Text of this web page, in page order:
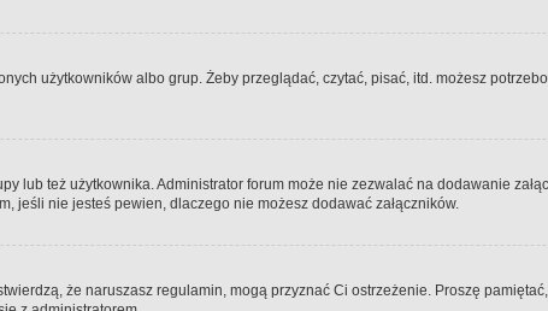
użytkowników albo grup. Żeby przeglądać, czytać, pisać, itd. możesz
lub też użytkownika. Administrator forum może nie zezwalać na dodawanie
jeśli nie jesteś pewien, dlaczego nie możesz dodawać załączników.
że naruszasz regulamin, mogą przyznać Ci ostrzeżenie. Proszę